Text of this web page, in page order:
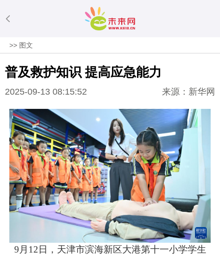
>> 图文
普及救护知识 提高应急能力
2025-09-13 08:15:52 来源：新华网
9月12日，天津市滨海新区大港第十一小学学生